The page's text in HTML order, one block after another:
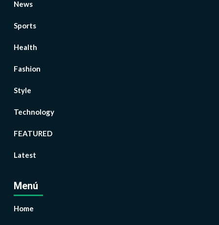
News
Sports
Health
Fashion
Style
Technology
FEATURED
Latest
Menú
Home